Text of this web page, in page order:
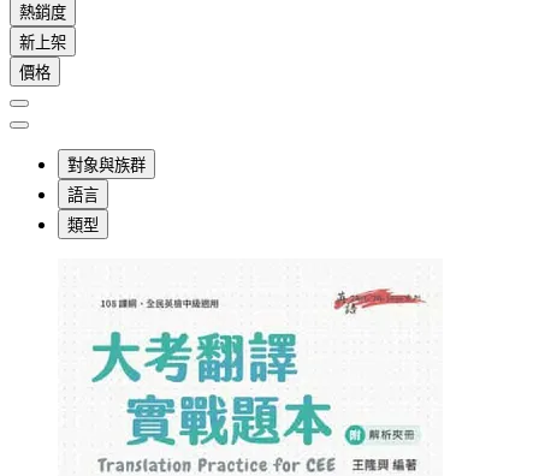
熱銷度
新上架
價格
對象與族群
語言
類型